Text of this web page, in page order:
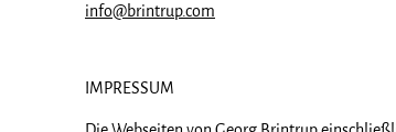
info@brintrup.com
IMPRESSUM